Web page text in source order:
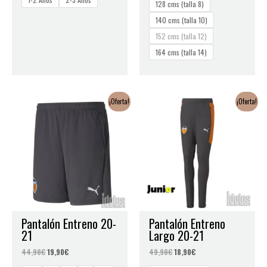
128 cms (talla 8)
140 cms (talla 10)
152 cms (talla 12)
164 cms (talla 14)
¡Oferta!
Pantalón Entreno 20-
21
44,90€19,90€
¡Oferta!
Pantalón Entreno
Largo 20-21
49,90€
precio
original
era:
49,90€.
18,90€
El
precio
actual
es:
18,90€.